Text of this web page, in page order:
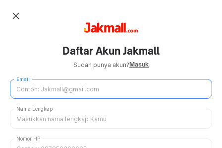
close
Daftar Akun Jakmall
Sudah punya akun?Masuk
Email
Nama Lengkap
Nomor HP